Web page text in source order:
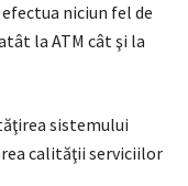
niciun fel de
la ATM cât şi la
sistemului
calităţii serviciilor